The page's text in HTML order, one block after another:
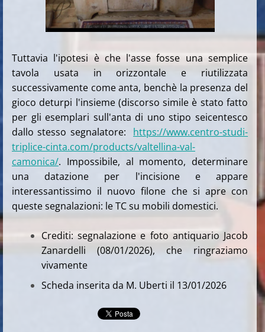
Tuttavia l'ipotesi è che l'asse fosse una semplice
tavola usata in orizzontale e riutilizzata
successivamente come anta, benchè la presenza del
gioco deturpi l'insieme (discorso simile è stato fatto
per gli esemplari sull'anta di uno stipo seicentesco
dallo stesso segnalatore:
https://www.centro-studi-
triplice-cinta.com/products/valtellina-val-
camonica/. Impossibile, al momento, determinare
una datazione per l'incisione e appare
interessantissimo il nuovo filone che si apre con
queste segnalazioni: le TC su mobili domestici.
Crediti: segnalazione e foto antiquario Jacob
Zanardelli (08/01/2026), che ringraziamo
vivamente
Scheda inserita da M. Uberti il 13/01/2026